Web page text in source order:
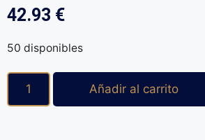
42.93 €
50 disponibles
Añadir al carrito